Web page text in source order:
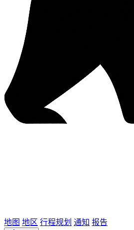
地图 地区 行程规划 通知 报告